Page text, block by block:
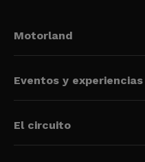
Motorland
Eventos y experiencias
El circuito